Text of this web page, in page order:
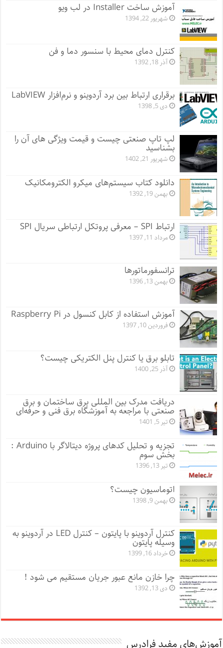
آموزش ساخت Installer در لب ویو
شهریور 22, 1394
کنترل دمای محیط با سنسور دما و فن
آذر 18, 1392
برقراری ارتباط بین برد آردوینو و نرم‌افزار LabVIEW
دی 5, 1398
لپ تاپ صنعتی چیست و قیمت ویژگی های آن را
بشناسید
شهریور 21, 1402
دانلود کتاب سیستم‌های میکرو الکترومکانیک
بهمن 19, 1392
ارتباط SPI – معرفی پروتکل ارتباطی سریال SPI
مرداد 11, 1397
ترانسفورماتورها
بهمن 13, 1396
آموزش استفاده از کابل کنسول در Raspberry Pi
فروردین 10, 1397
تابلو برق یا کنترل پنل الکتریکی چیست؟
آذر 25, 1400
دریافت مدرک بین المللی برق ساختمان و برق
صنعتی با مراجعه به آموزشگاه برق فنی و حرفه‌ای
تیر 5, 1401
تجزیه و تحلیل کدهای پروژه دیتالاگر با Arduino :
بخش سوم
تیر 13, 1396
اتوماسیون چیست؟
بهمن 9, 1398
کنترل آردوینو با پایتون – کنترل LED در آردوینو به
وسیله پایتون
خرداد 16, 1399
چرا خازن مانع عبور جریان مستقیم می شود !
دی 13, 1392
آموزش‌های مفید فرادرس